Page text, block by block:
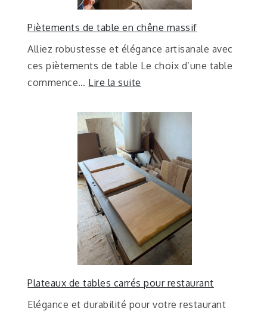
Piètements de table en chêne massif
Alliez robustesse et élégance artisanale avec
ces piètements de table Le choix d’une table
commence… Lire la suite
Plateaux de tables carrés pour restaurant
Elégance et durabilité pour votre restaurant